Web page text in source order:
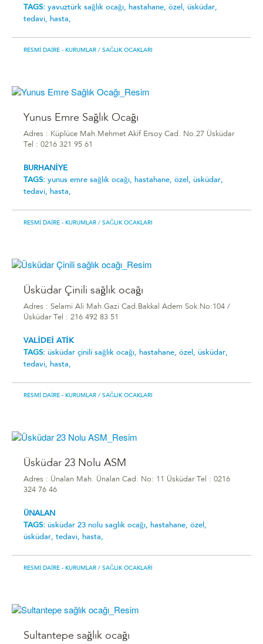
TAGS: yavuztürk sağlık ocağı, hastahane, özel, üsküdar,
tedavi, hasta,
RESMI DAIRE - KURUMLAR / SAĞLIK OCAKLARI
Yunus Emre Sağlık Ocağı
Adres : Küplüce Mah.Mehmet Akif Ersoy Cad. No.27 Üsküdar
Tel : 0216 321 95 61
BURHANİYE
TAGS: yunus emre sağlık ocağı, hastahane, özel, üsküdar,
tedavi, hasta,
RESMI DAIRE - KURUMLAR / SAĞLIK OCAKLARI
Üsküdar Çinili sağlık ocağı
Adres : Selami Ali Mah.Gazi Cad.Bakkal Adem Sok.No:104 /
Üsküdar Tel : 216 492 83 51
VALİDEİ ATİK
TAGS: üsküdar çinili sağlık ocağı, hastahane, özel, üsküdar,
tedavi, hasta,
RESMI DAIRE - KURUMLAR / SAĞLIK OCAKLARI
Üsküdar 23 Nolu ASM
Adres : Ünalan Mah. Ünalan Cad. No: 11 Üsküdar Tel : 0216
324 76 46
ÜNALAN
TAGS: üsküdar 23 nolu saglık ocağı, hastahane, özel,
üsküdar, tedavi, hasta,
RESMI DAIRE - KURUMLAR / SAĞLIK OCAKLARI
Sultantepe sağlık ocağı